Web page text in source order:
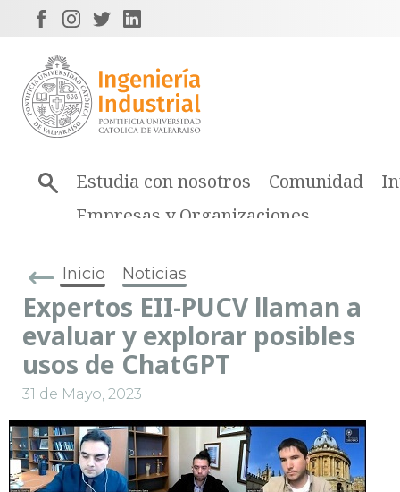
Estudia con nosotros Comunidad
Empresas y Organizaciones
Inicio Noticias
Expertos EII-PUCV llaman a
evaluar y explorar posibles
usos de ChatGPT
31 de Mayo, 2023